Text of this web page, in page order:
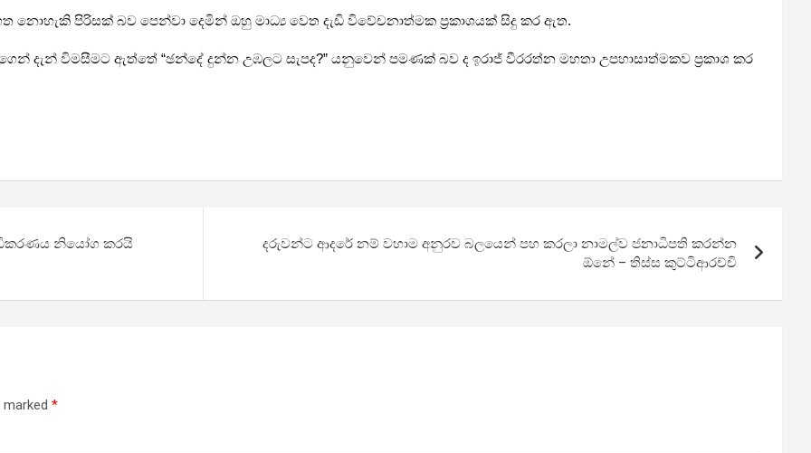
පිරිසක් බව පෙන්වා දෙමින් ඔහු මාධ්‍ය වෙත දැඩි විවේචනාත්මක ප්‍රකාශයක් සිදු කර ඇත.
දැන් විමසීමට ඇත්තේ “ඡන්දේ දුන්න උඹලට සැපද?” යනුවෙන් පමණක් බව ද ඉරාජ් වීරරත්න මහතා උපහාසාත්මකව ප්‍රකාශ කර
නියෝග කරයි
දරුවන්ට ආදරේ නම් වහාම අනුරව බලයෙන් පහ කරලා නාමල්ව ජනාධිපති කරන්න
ඕනේ – තිස්ස කුට්ටිආරච්චි
marked *